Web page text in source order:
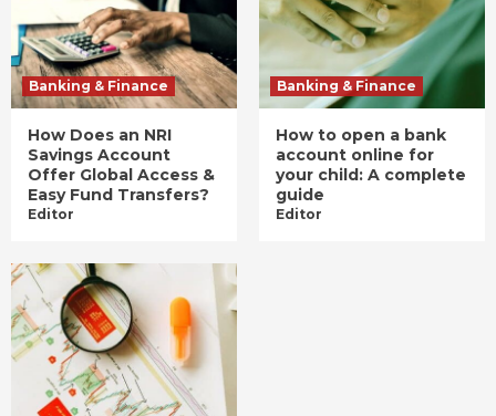
Banking & Finance
How Does an NRI
Savings Account
Offer Global Access &
Easy Fund Transfers?
Editor
Banking & Finance
How to open a bank
account online for
your child: A complete
guide
Editor